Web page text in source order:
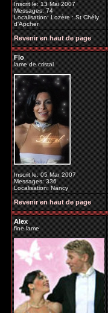
Inscrit le: 13 Mai 2007
Messages: 74
Localisation: Lozère : St Chély
d'Apcher
Revenir en haut de page
Flo
lame de cristal
Inscrit le: 05 Mar 2007
Messages: 336
Localisation: Nancy
Revenir en haut de page
Alex
fine lame